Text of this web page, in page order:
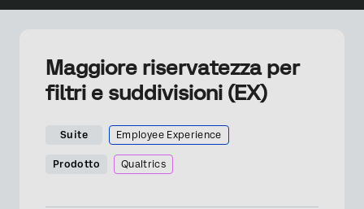
Maggiore riservatezza per
filtri e suddivisioni (EX)
Suite Employee Experience
Prodotto Qualtrics